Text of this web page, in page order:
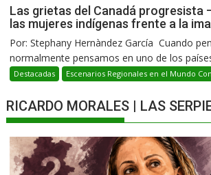
Las grietas del Canadá progresista
las mujeres indígenas frente a la
Por: Stephany Hernàndez García Cuando
normalmente pensamos en uno de los
Destacadas Escenarios Regionales en el Mundo
RICARDO MORALES | LAS